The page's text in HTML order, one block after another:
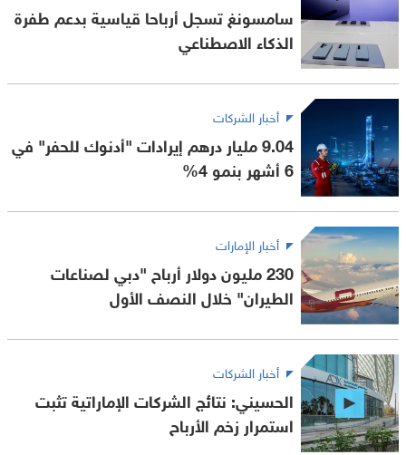
سامسونغ تسجل أرباحا قياسية بدعم طفرة
الذكاء الاصطناعي
أخبار الشركات
9.04 مليار درهم إيرادات "أدنوك للحفر" في
6 أشهر بنمو 4%
أخبار الإمارات
230 مليون دولار أرباح "دبي لصناعات
الطيران" خلال النصف الأول
أخبار الشركات
الحسيني: نتائج الشركات الإماراتية تثبت
استمرار زخم الأرباح